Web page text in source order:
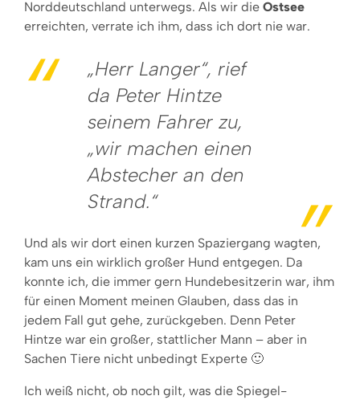
Norddeutschland unterwegs. Als wir die Ostsee
erreichten, verrate ich ihm, dass ich dort nie war.
„Herr Langer“, rief
da Peter Hintze
seinem Fahrer zu,
„wir machen einen
Abstecher an den
Strand.“
Und als wir dort einen kurzen Spaziergang wagten,
kam uns ein wirklich großer Hund entgegen. Da
konnte ich, die immer gern Hundebesitzerin war, ihm
für einen Moment meinen Glauben, dass das in
jedem Fall gut gehe, zurückgeben. Denn Peter
Hintze war ein großer, stattlicher Mann – aber in
Sachen Tiere nicht unbedingt Experte 🙂
Ich weiß nicht, ob noch gilt, was die Spiegel-